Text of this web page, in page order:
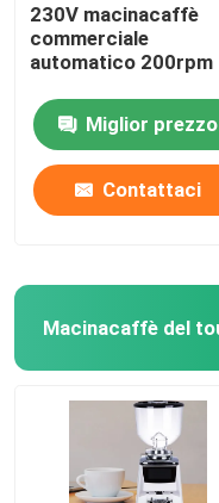
230V macinacaffè
commerciale
automatico 200rpm
Miglior prezzo
Contattaci
Macinacaffè del